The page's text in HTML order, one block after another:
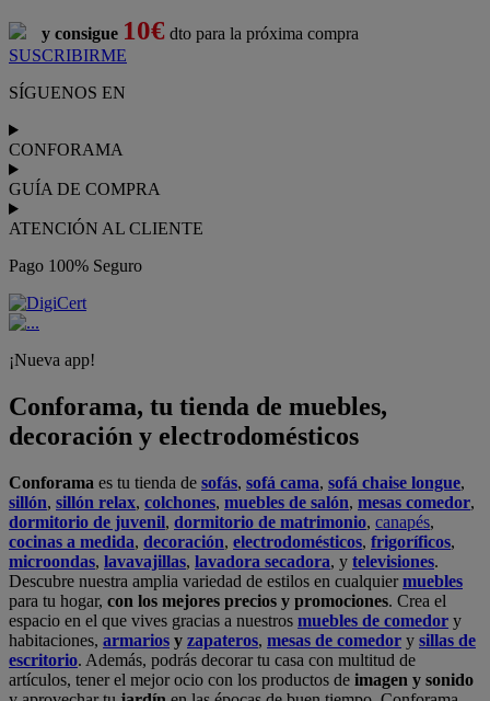
y consigue 10€ dto para la próxima compra
SUSCRIBIRME
SÍGUENOS EN
CONFORAMA
GUÍA DE COMPRA
ATENCIÓN AL CLIENTE
Pago 100% Seguro
¡Nueva app!
Conforama, tu tienda de muebles,
decoración y electrodomésticos
Conforama es tu tienda de sofás, sofá cama, sofá chaise longue,
sillón, sillón relax, colchones, muebles de salón, mesas comedor,
dormitorio de juvenil, dormitorio de matrimonio, canapés,
cocinas a medida, decoración, electrodomésticos, frigoríficos,
microondas, lavavajillas, lavadora secadora, y televisiones.
Descubre nuestra amplia variedad de estilos en cualquiermuebles
para tu hogar, con los mejores precios y promociones. Crea el
espacio en el que vives gracias a nuestros muebles de comedor y
habitaciones, armarios y zapateros, mesas de comedor y sillas de
escritorio. Además, podrás decorar tu casa con multitud de
artículos, tener el mejor ocio con los productos de imagen y sonido